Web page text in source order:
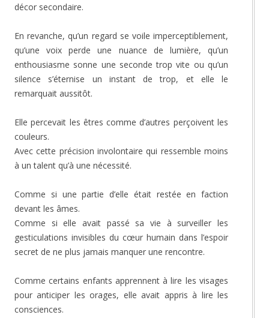
décor secondaire.
En revanche, qu’un regard se voile imperceptiblement,
qu’une voix perde une nuance de lumière, qu’un
enthousiasme sonne une seconde trop vite ou qu’un
silence s’éternise un instant de trop, et elle le
remarquait aussitôt.
Elle percevait les êtres comme d’autres perçoivent les
couleurs.
Avec cette précision involontaire qui ressemble moins
à un talent qu’à une nécessité.
Comme si une partie d’elle était restée en faction
devant les âmes.
Comme si elle avait passé sa vie à surveiller les
gesticulations invisibles du cœur humain dans l’espoir
secret de ne plus jamais manquer une rencontre.
Comme certains enfants apprennent à lire les visages
pour anticiper les orages, elle avait appris à lire les
consciences.